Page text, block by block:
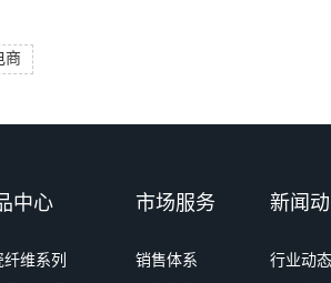
商
中心
纤维系列
市场服务
销售体系
新闻
行业动态